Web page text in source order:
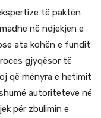
të paktën
në ndjekjen e
ata kohën e fundit
gjyqësor të
që mënyra e hetimit
autoriteteve në
për zbulimin e